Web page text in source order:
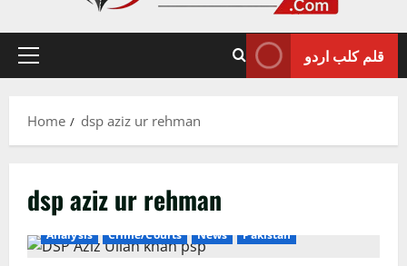
Primary
قلم کلب اردو
Home dsp aziz ur rehman
dsp aziz ur rehman
Analysis Crime/Courts News Pakistan